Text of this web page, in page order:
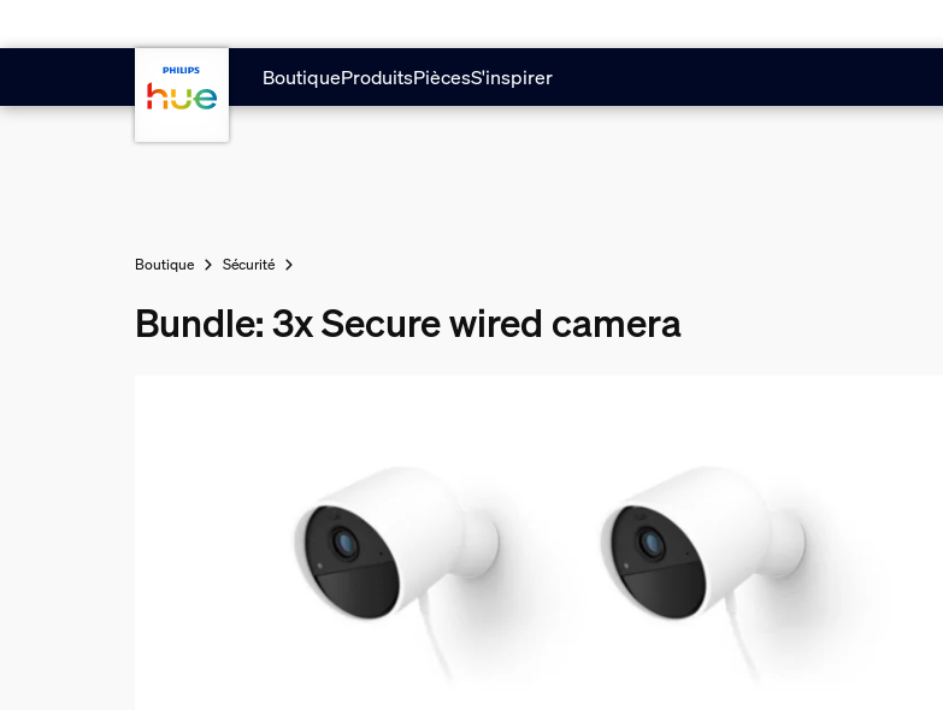
BoutiqueProduitsPiècesS'inspirer
Boutique Sécurité
Bundle: 3x Secure wired camera